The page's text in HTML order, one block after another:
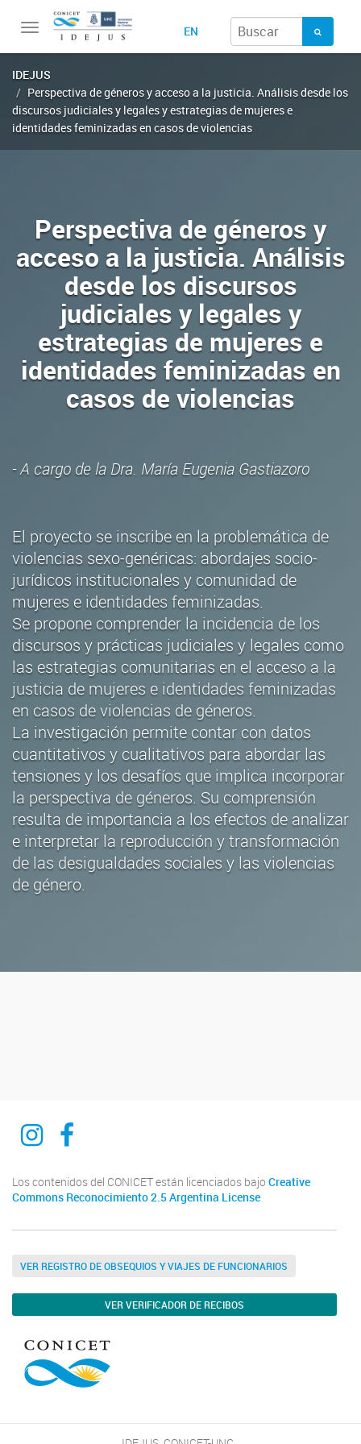
Toggle
EN
IDEJUS
Perspectiva de géneros y acceso a la justicia. Análisis desde los
discursos judiciales y legales y estrategias de mujeres e
identidades feminizadas en casos de violencias
Perspectiva de géneros y
acceso a la justicia. Análisis
desde los discursos
judiciales y legales y
estrategias de mujeres e
identidades feminizadas en
casos de violencias
- A cargo de la Dra. María Eugenia Gastiazoro
El proyecto se inscribe en la problemática de
violencias sexo-genéricas: abordajes socio-
jurídicos institucionales y comunidad de
mujeres e identidades feminizadas.
Se propone comprender la incidencia de los
discursos y prácticas judiciales y legales como
las estrategias comunitarias en el acceso a la
justicia de mujeres e identidades feminizadas
en casos de violencias de géneros.
La investigación permite contar con datos
cuantitativos y cualitativos para abordar las
tensiones y los desafíos que implica incorporar
la perspectiva de géneros. Su comprensión
resulta de importancia a los efectos de analizar
e interpretar la reproducción y transformación
de las desigualdades sociales y las violencias
de género.
Ciencia del derecho y del revesCiencia del derecho y del reves
Los contenidos del CONICET están licenciados bajo Creative
Commons Reconocimiento 2.5 Argentina License
VER REGISTRO DE OBSEQUIOS Y VIAJES DE FUNCIONARIOS
VER VERIFICADOR DE RECIBOS